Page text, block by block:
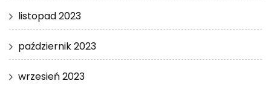
listopad 2023
październik 2023
wrzesień 2023